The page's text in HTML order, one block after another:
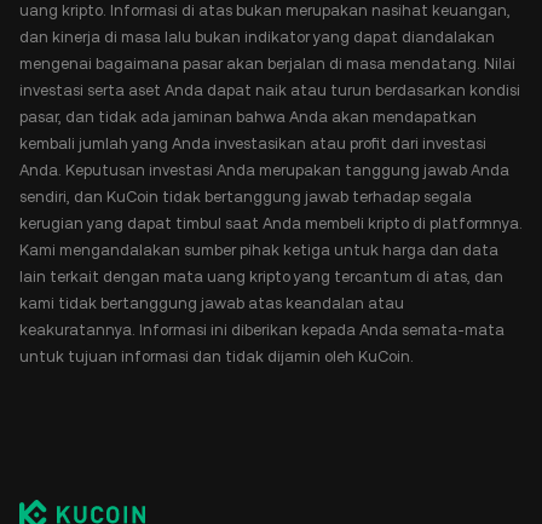
uang kripto. Informasi di atas bukan merupakan nasihat keuangan,
dan kinerja di masa lalu bukan indikator yang dapat diandalakan
mengenai bagaimana pasar akan berjalan di masa mendatang. Nilai
investasi serta aset Anda dapat naik atau turun berdasarkan kondisi
pasar, dan tidak ada jaminan bahwa Anda akan mendapatkan
kembali jumlah yang Anda investasikan atau profit dari investasi
Anda. Keputusan investasi Anda merupakan tanggung jawab Anda
sendiri, dan KuCoin tidak bertanggung jawab terhadap segala
kerugian yang dapat timbul saat Anda membeli kripto di platformnya.
Kami mengandalakan sumber pihak ketiga untuk harga dan data
lain terkait dengan mata uang kripto yang tercantum di atas, dan
kami tidak bertanggung jawab atas keandalan atau
keakuratannya. Informasi ini diberikan kepada Anda semata-mata
untuk tujuan informasi dan tidak dijamin oleh KuCoin.